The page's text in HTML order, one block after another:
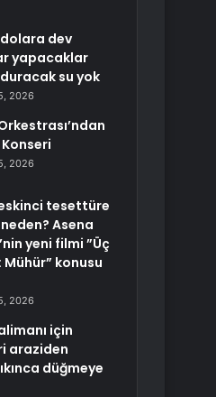
dev
yapacaklar
su yok
2026
Konseri
2026
tesettüre
Asena
yeni filmi ”Üç
konusu
2026
için
araziden
düğmeye